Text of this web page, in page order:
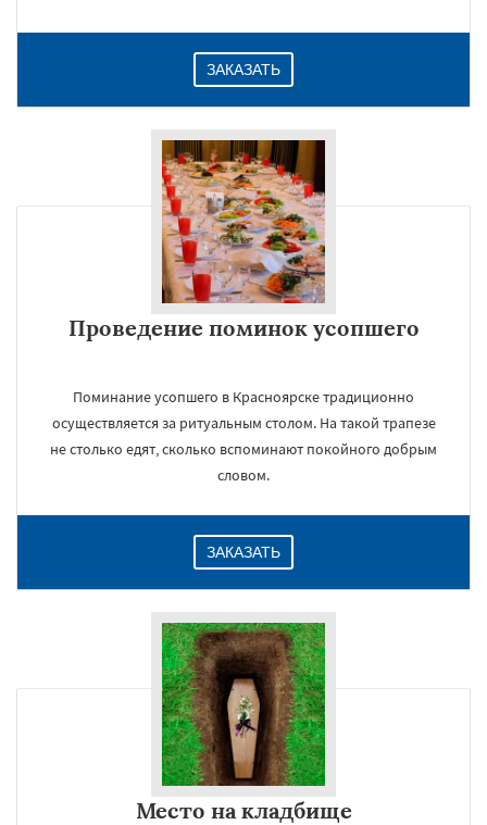
ЗАКАЗАТЬ
Проведение поминок усопшего
Поминание усопшего в Красноярске традиционно
осуществляется за ритуальным столом. На такой трапезе
не столько едят, сколько вспоминают покойного добрым
словом.
ЗАКАЗАТЬ
Место на кладбище